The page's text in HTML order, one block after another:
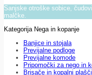
Sanjske otroške sobice,
malčke.
Kategorija Nega in kopanje
Banjice in stojala
Previjalne podloge
Previjalne komode
Pripomočki za nego in
Brisače in kopalni plašči